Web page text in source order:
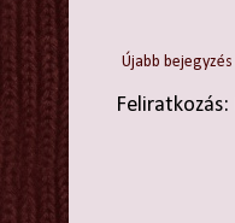
Újabb bejegyzés
Feliratkozás: